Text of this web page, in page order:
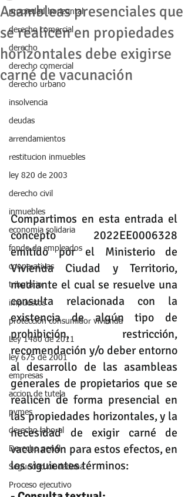
propiedad horizontal
derecho comercial
derecho
derecho comercial
derecho urbano
insolvencia
deudas
arrendamientos
restitucion inmuebles
ley 820 de 2003
derecho civil
inmuebles
economia solidaria
fondo de empleados
cooperativas
tributario
impuestos
protección consumidor vivienda
Ley 1480 de 2011
ley 675 de 2001
empresas
accion de tutela
pymes
derecho laboral
Derecho penal
Seguridad ciudadana
Proceso ejecutivo
Asambleas presenciales que
se realicen en propiedades
horizontales debe exigirse
carné de vacunación
Compartimos en esta entrada el
concepto 2022EE0006328
emitido por el Ministerio de
Vivienda Ciudad y Territorio,
mediante el cual se resuelve una
consulta relacionada con la
existencia de algún tipo de
prohibición, restricción,
recomendación y/o deber entorno
al desarrollo de las asambleas
generales de propietarios que se
realicen de forma presencial en
las propiedades horizontales, y la
necesidad de exigir carné de
vacunación para estos efectos, en
los siguientes términos: